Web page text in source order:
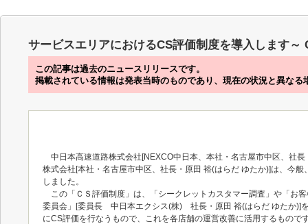
サービスエリアにおけるCS評価制度を導入します
この記事は過去のニュースリリースです。
掲載されている情報は発表当時のものであり、現在の状況と異なる
中日本高速道路株式会社[NEXCO中日本、本社・名古屋市中区、社
株式会社[本社・名古屋市中区、社長・原田 裕(はらだ ゆたか)]は、今
しました。
この「ＣＳ評価制度」は、「シークレットカスタマー調査」や「お
委員会」[委員長 中日本エクシス(株) 社長・原田 裕(はらだ ゆたか)]
にCS評価を行なうもので、これを各店舗の運営改善に活用するもので